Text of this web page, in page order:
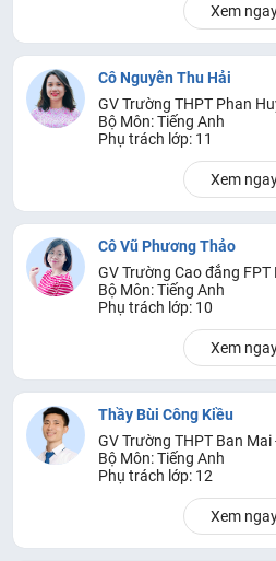
Xem
Cô Nguyễn Thu Hải
GV Trường THPT Phan
Bộ Môn: Tiếng Anh
Phụ trách lớp: 11
Xem
Cô Vũ Phương Thảo
GV Trường Cao đẳng
Bộ Môn: Tiếng Anh
Phụ trách lớp: 10
Xem
Thầy Bùi Công Kiều
GV Trường THPT Ban Mai
Bộ Môn: Tiếng Anh
Phụ trách lớp: 12
Xem